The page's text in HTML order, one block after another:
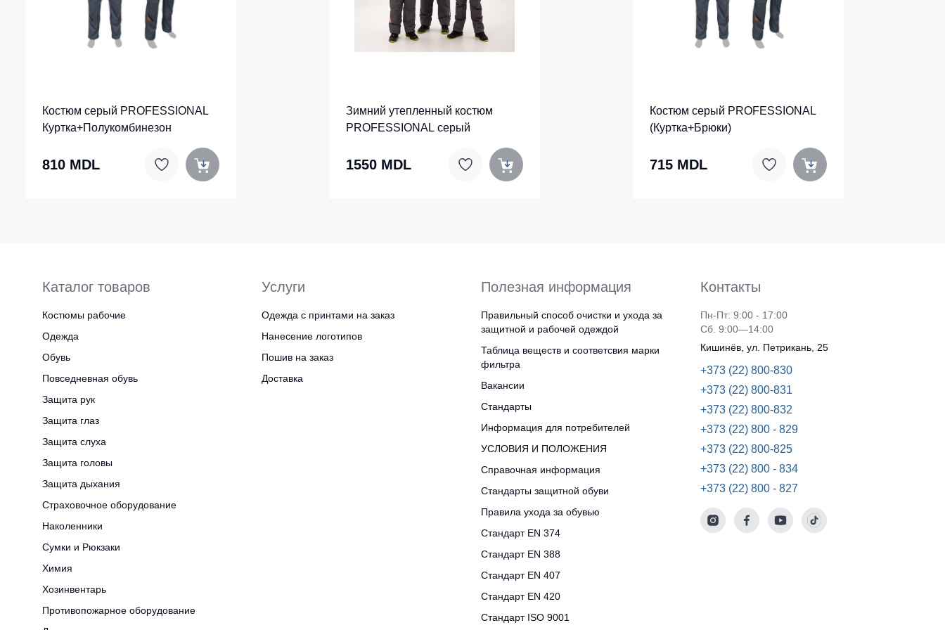
Костюм серый PROFESSIONAL
Куртка+Полукомбинезон
810 MDL
Зимний утепленный костюм
PROFESSIONAL серый
1550 MDL
Костюм серый PROFESSIONAL
(Куртка+Брюки)
715 MDL
Каталог товаров
Костюмы рабочие
Одежда
Обувь
Повседневная обувь
Защита рук
Защита глаз
Защита слуха
Защита головы
Защита дыхания
Страховочное оборудование
Наколенники
Сумки и Рюкзаки
Химия
Хозинвентарь
Противопожарное оборудование
Услуги
Одежда с принтами на заказ
Нанесение логотипов
Пошив на заказ
Доставка
Полезная информация
Правильный способ очистки и ухода за
защитной и рабочей одеждой
Таблица веществ и соответсвия марки
фильтра
Вакансии
Стандарты
Информация для потребителей
УСЛОВИЯ И ПОЛОЖЕНИЯ
Справочная информация
Стандарты защитной обуви
Правила ухода за обувью
Стандарт EN 374
Стандарт EN 388
Стандарт EN 407
Стандарт EN 420
Стандарт ISO 9001
Контакты
Пн-Пт: 9:00 - 17:00
Сб. 9:00—14:00
Кишинёв, ул. Петрикань, 25
+373 (22) 800-830
+373 (22) 800-831
+373 (22) 800-832
+373 (22) 800 - 829
+373 (22) 800-825
+373 (22) 800 - 834
+373 (22) 800 - 827